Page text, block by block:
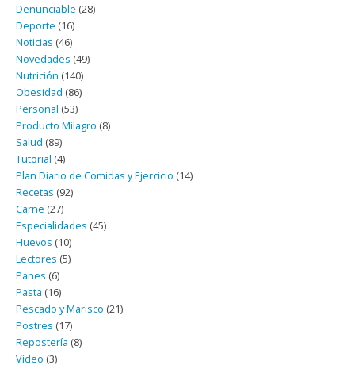
Denunciable (28)
Deporte (16)
Noticias (46)
Novedades (49)
Nutrición (140)
Obesidad (86)
Personal (53)
Producto Milagro (8)
Salud (89)
Tutorial (4)
Plan Diario de Comidas y Ejercicio (14)
Recetas (92)
Carne (27)
Especialidades (45)
Huevos (10)
Lectores (5)
Panes (6)
Pasta (16)
Pescado y Marisco (21)
Postres (17)
Repostería (8)
Vídeo (3)